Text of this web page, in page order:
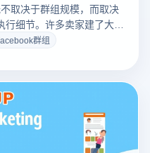
取决于群组规模，而取决
细节。许多卖家建了大量
从引流获客到成交复购的
大量案例验证的核心技
群组